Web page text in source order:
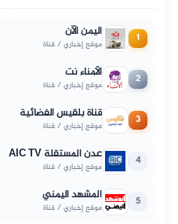
1 اليمن الآن
موقع إخباري / قناة
2 الأمناء نت
موقع إخباري / قناة
3 قناة بلقيس الفضائية
موقع إخباري / قناة
4 عدن المستقلة AIC TV
موقع إخباري / قناة
5 المشهد اليمني
موقع إخباري / قناة